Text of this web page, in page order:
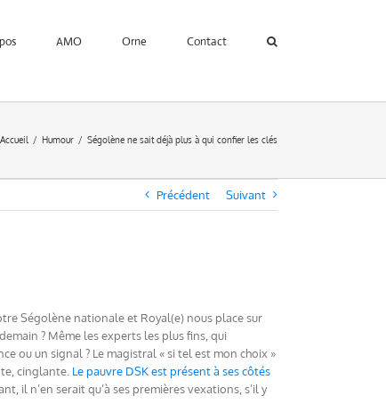
AMO Orne Contact
Accueil Humour Ségolène ne sait déjà plus à qui confier les clés
Précédent Suivant
Ségolène nationale et Royal(e) nous place sur
? Même les experts les plus fins, qui
ou un signal ? Le magistral « si tel est mon choix »
cinglante. Le pauvre DSK est présent à ses côtés
il n’en serait qu’à ses premières vexations, s’il y